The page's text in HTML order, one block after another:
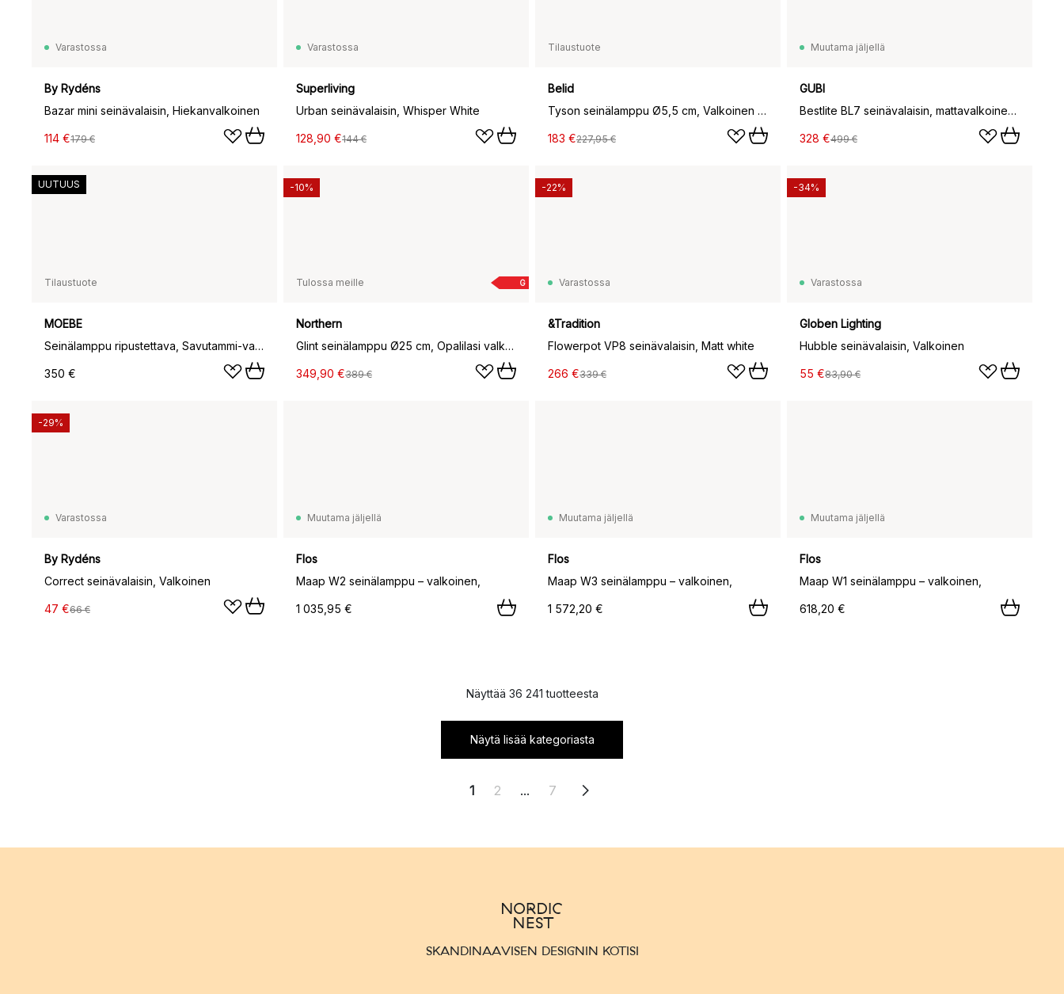
Varastossa
By Rydéns
Bazar mini seinävalaisin, Hiekanvalkoinen
114 €179 €
Varastossa
Superliving
Urban seinävalaisin, Whisper White
128,90 €144 €
Tilaustuote
Belid
Tyson seinälamppu Ø5,5 cm, Valkoinen pohja
183 €227,95 €
Muutama jäljellä
GUBI
Bestlite BL7 seinävalaisin, mattavalkoinen-kromi
328 €499 €
Tilaustuote
MOEBE
Seinälamppu ripustettava, Savutammi-valkoinen
350 €
UUTUUS
G
Tulossa meille
Northern
Glint seinälamppu Ø25 cm, Opalilasi valkoinen
349,90 €389 €
-10%
Varastossa
&Tradition
Flowerpot VP8 seinävalaisin, Matt white
266 €339 €
-22%
Varastossa
Globen Lighting
Hubble seinävalaisin, Valkoinen
55 €83,90 €
-34%
Varastossa
By Rydéns
Correct seinävalaisin, Valkoinen
47 €66 €
-29%
Muutama jäljellä
Flos
Maap W2 seinälamppu – valkoinen,
1 035,95 €
Muutama jäljellä
Flos
Maap W3 seinälamppu – valkoinen,
1 572,20 €
Muutama jäljellä
Flos
Maap W1 seinälamppu – valkoinen,
618,20 €
Näyttää 36 241 tuotteesta
Näytä lisää kategoriasta
1 2 ... 7
SKANDINAAVISEN DESIGNIN KOTISI